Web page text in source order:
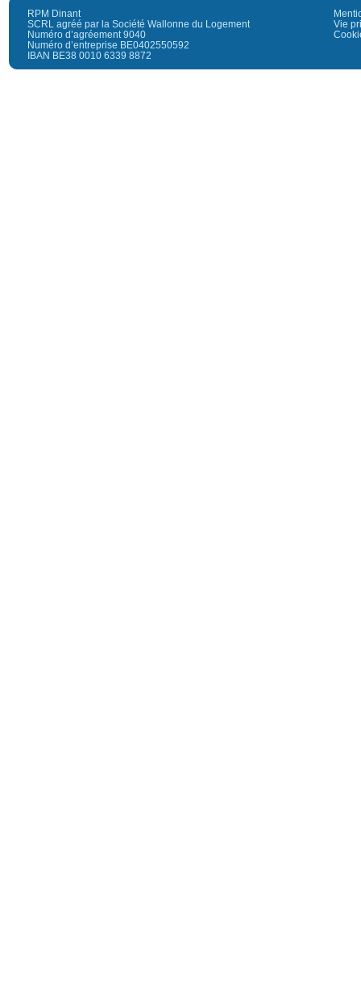
RPM Dinant
SCRL agréé par la Société Wallonne du Logement
Numéro d’agréement 9040
Numéro d’entreprise BE0402550592
IBAN BE38 0010 6339 8872
Vie